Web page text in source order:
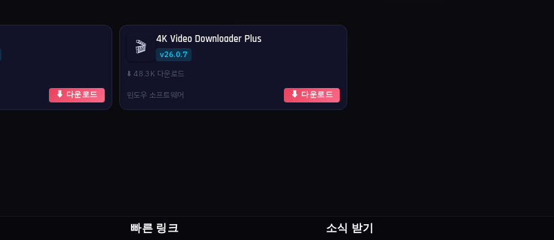
⬇ 다운로드
🎬 4K Video Downloader Plus
v26.0.7
⬇️ 48.3K 다운로드
윈도우 소프트웨어
⬇ 다운로드
빠른 링크 소식 받기